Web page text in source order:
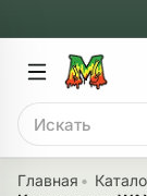
Поиск
Главное меню
Главная